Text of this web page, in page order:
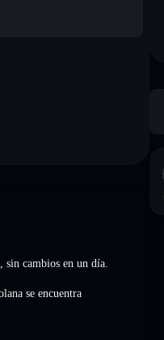
sin cambios en un día.
se encuentra